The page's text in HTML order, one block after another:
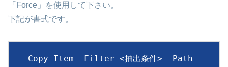
「Force」を使用して下さい。
下記が書式です。
Copy-Item -Filter <抽出条件> -Path